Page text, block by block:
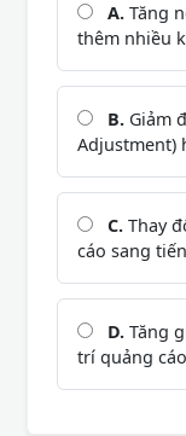
A. Tăng
thêm nhiều
B. Giảm
Adjustment)
C. Thay
cáo sang
D. Tăng
trí quảng